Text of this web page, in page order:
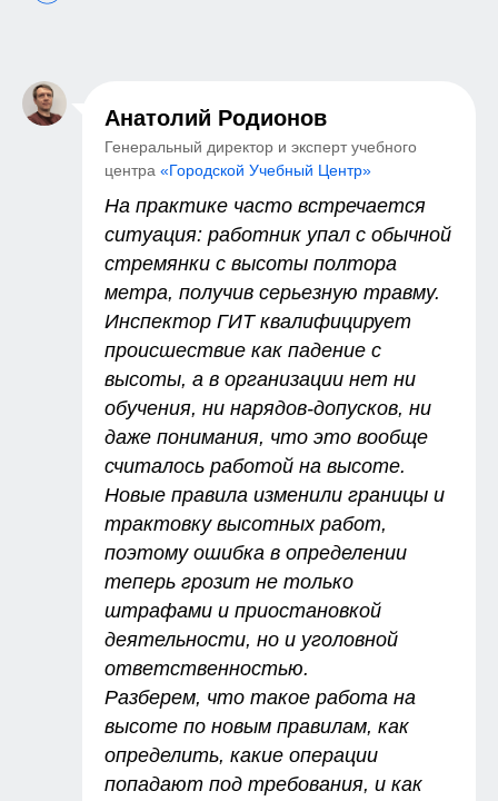
Анатолий Родионов
Генеральный директор и эксперт учебного
центра «Городской Учебный Центр»
На практике часто встречается
ситуация: работник упал с обычной
стремянки с высоты полтора
метра, получив серьезную травму.
Инспектор ГИТ квалифицирует
происшествие как падение с
высоты, а в организации нет ни
обучения, ни нарядов-допусков, ни
даже понимания, что это вообще
считалось работой на высоте.
Новые правила изменили границы и
трактовку высотных работ,
поэтому ошибка в определении
теперь грозит не только
штрафами и приостановкой
деятельности, но и уголовной
ответственностью.
Разберем, что такое работа на
высоте по новым правилам, как
определить, какие операции
попадают под требования, и как